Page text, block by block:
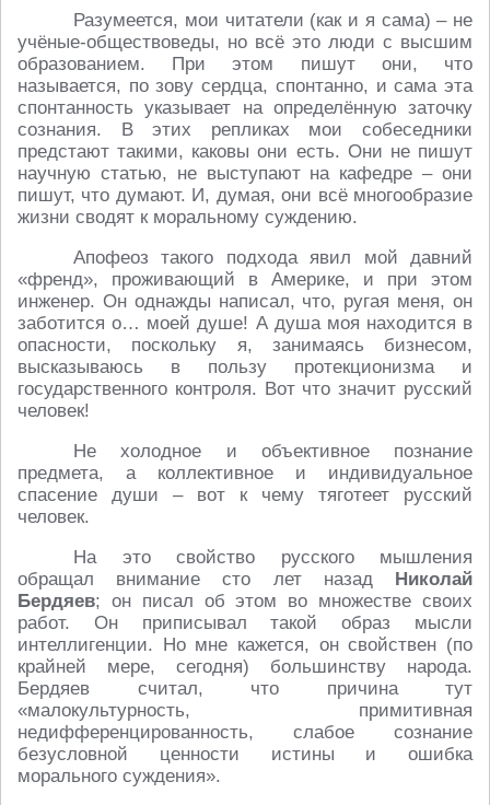
Разумеется, мои читатели (как и я сама) – не
учёные-обществоведы, но всё это люди с высшим
образованием. При этом пишут они, что
называется, по зову сердца, спонтанно, и сама эта
спонтанность указывает на определённую заточку
сознания. В этих репликах мои собеседники
предстают такими, каковы они есть. Они не пишут
научную статью, не выступают на кафедре – они
пишут, что думают. И, думая, они всё многообразие
жизни сводят к моральному суждению.
Апофеоз такого подхода явил мой давний
«френд», проживающий в Америке, и при этом
инженер. Он однажды написал, что, ругая меня, он
заботится о… моей душе! А душа моя находится в
опасности, поскольку я, занимаясь бизнесом,
высказываюсь в пользу протекционизма и
государственного контроля. Вот что значит русский
человек!
Не холодное и объективное познание
предмета, а коллективное и индивидуальное
спасение души – вот к чему тяготеет русский
человек.
На это свойство русского мышления
обращал внимание сто лет назад Николай
Бердяев; он писал об этом во множестве своих
работ. Он приписывал такой образ мысли
интеллигенции. Но мне кажется, он свойствен (по
крайней мере, сегодня) большинству народа.
Бердяев считал, что причина тут
«малокультурность, примитивная
недифференцированность, слабое сознание
безусловной ценности истины и ошибка
морального суждения».